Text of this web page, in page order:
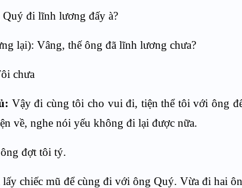
Quý đi lĩnh lương đấy à?
lại): Vâng, thế ông đã lĩnh lương chưa?
chưa
Vậy đi cùng tôi cho vui đi, tiện thể tôi với ông
về, nghe nói yếu không đi lại được nữa.
đợt tôi tý.
chiếc mũ để cùng đi với ông Quý. Vừa đi hai